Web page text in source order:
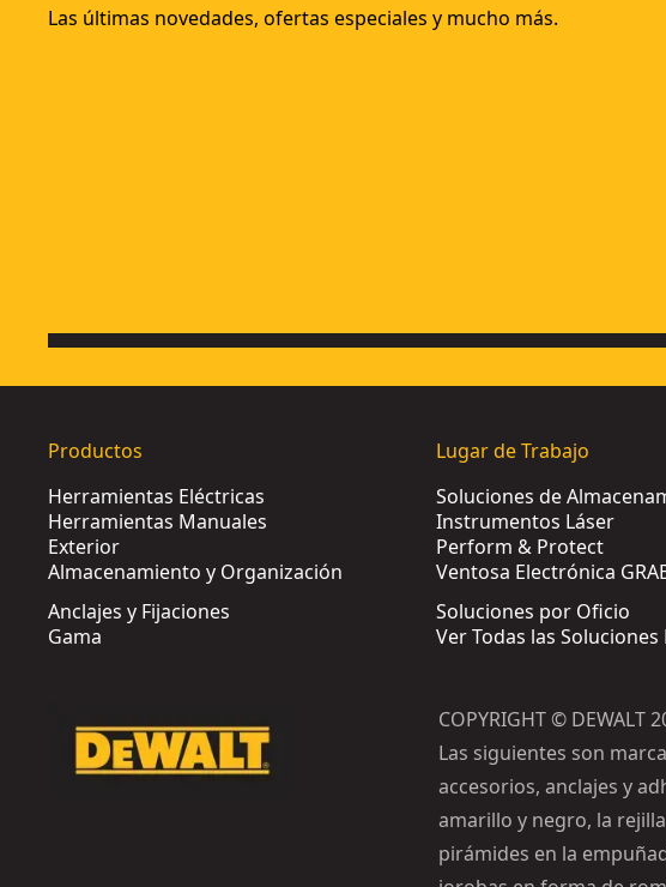
Las últimas novedades, ofertas especiales y mucho más.
Productos
Herramientas Eléctricas
Herramientas Manuales
Exterior
Almacenamiento y Organización
Anclajes y Fijaciones
Gama
Lugar de Trabajo
Soluciones de
Instrumentos Láser
Perform & Protect
Ventosa Electrónica
Soluciones por Oficio
Ver Todas las Soluciones
COPYRIGHT © DEWALT
Las siguientes son
accesorios, anclajes y
amarillo y negro, la
pirámides en la